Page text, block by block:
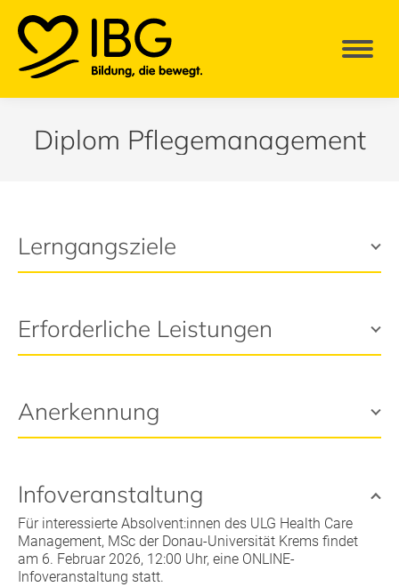
Diplom Pflegemanagement
Lerngangsziele
Erforderliche Leistungen
Anerkennung
Infoveranstaltung
Für interessierte Absolvent:innen des ULG Health Care
Management, MSc der Donau-Universität Krems findet
am 6. Februar 2026, 12:00 Uhr, eine ONLINE-
Infoveranstaltung statt.